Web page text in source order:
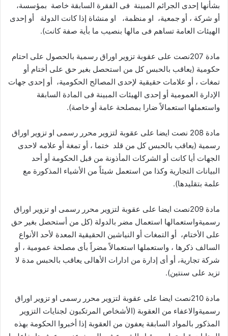
بشأنها إحدى الجرائم المبينة فى الفقرة السابقة خاصة بمؤسسة،
أو شركة ، أو جمعية، او منظمة، او منشاة إذا كانت الدولة أو إحدى
الهيئات العامة تساهم فى مالها بنصيب ما بأية صفة كانت).
مادة 207نصت على عقوبة تزوير اوراق رسمية بالحصول على احتام
حكومية (يعاقب بالحبس كل من استحصل بغير حق على أختام أو
تمغات ، أو علامات حقيقية لإحدى المصالح الحكومية، أو إحدى جهات
الإدارة العمومية أو إحدى الهيئات المبينة فى المادة السابقة
واستعملها استعمالاً ضارا بمصلحة عامة أو خاصة).
مادة 208 نصت ايضا على عقوبة لتزوير محرر رسمى او تزوير اوراق
رسمية (يعاقب بالحبس كل من قلد ختما ، أو تمغة أو علامه لاحدى
الجهات أيا كانت أو الشركات المأذونة من قبل الحكومة أو أحد
البيانات التجارية وكذا من استعمل شيئاً من الأشياء المذكورة مع
علمة بتقليدها).
مادة 209نصت ايضا على عقوبة لتزوير محرر رسمى او تزوير اوراق
رسميةواستعمالها استعمال مضر بالدولة (كل من أستحصل بغير حق
على الأختام، أو التمغات أو النياشين الحقيقية المعدة لأحد الأنواع
السالف ذكرها ، واستعملها استعمالاً مضراً بأى مصلحة عمومية ، أو
شركة تجارية، أو أى إدارة من ادارات الأهالى يعاقب بالحبس مدة لا
تزيد على سنتين).
مادة 210نصت ايضا على عقوبة لتزوير محرر رسمى او تزوير اوراق
رسميةوالاعفاء من العقوبة (الأشخاص المرتكبون لجنايات التزوير
المذكور بالمواد السابقة يعفون من العقوبة إذا أخبروا الحكومة بهذه